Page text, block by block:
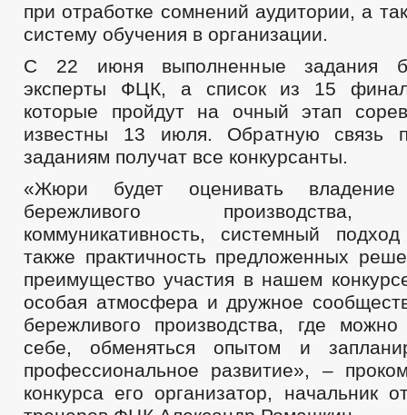
при отработке сомнений аудитории, а
систему обучения в организации.
С 22 июня выполненные задания
эксперты ФЦК, а список из 15
которые пройдут на очный этап
известны 13 июля. Обратную связь
заданиям получат все конкурсанты.
«Жюри будет оценивать владение
бережливого производства,
коммуникативность, системный
также практичность предложенных
преимущество участия в нашем
особая атмосфера и дружное
бережливого производства, где
себе, обменяться опытом и
профессиональное развитие», –
конкурса его организатор, начальник